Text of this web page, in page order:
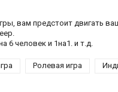
вам предстоит двигать
6 человек и 1на1. и т.д.
Ролевая игра